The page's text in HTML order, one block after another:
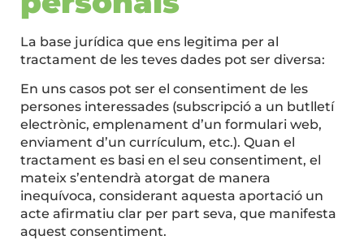
La base jurídica que ens legitima per al
tractament de les teves dades pot ser diversa:
En uns casos pot ser el consentiment de les
persones interessades (subscripció a un butlletí
electrònic, emplenament d’un formulari web,
enviament d’un currículum, etc.). Quan el
tractament es basi en el seu consentiment, el
mateix s’entendrà atorgat de manera
inequívoca, considerant aquesta aportació un
acte afirmatiu clar per part seva, que manifesta
aquest consentiment.